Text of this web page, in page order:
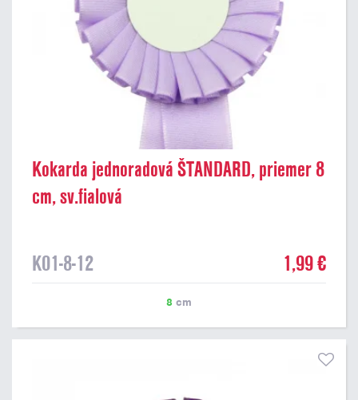
Kokarda jednoradová ŠTANDARD, priemer 8
cm, sv.fialová
K01-8-12 1,99 €
8 cm